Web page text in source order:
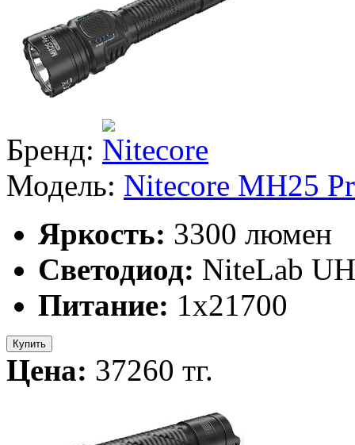
Бренд:
Модель: Nitecore MH25
Яркость: 3300 люмен
Светодиод: NiteLab
Питание: 1х21700
Купить
Цена: 37260 тг.